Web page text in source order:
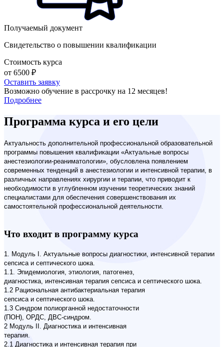
Получаемый документ
Свидетельство о повышении квалификации
Стоимость курса
от 6500 ₽
Оставить заявку
Возможно обучение в рассрочку на 12 месяцев!
Подробнее
Программа курса и его цели
Актуальность дополнительной профессиональной образовательной
программы повышения квалификации «Актуальные вопросы
анестезиологии-реаниматологии», обусловлена появлением
современных тенденций в анестезиологии и интенсивной терапии, в
различных направлениях хирургии и терапии, что приводит к
необходимости в углубленном изучении теоретических знаний
специалистами для обеспечения совершенствования их
самостоятельной профессиональной деятельности.
Что входит в программу курса
1. Модуль I. Актуальные вопросы диагностики, интенсивной терапии
сепсиса и септического шока.
1.1. Эпидемиология, этиология, патогенез,
диагностика, интенсивная терапия сепсиса и септического шока.
1.2 Рациональная антибактериальная терапия
сепсиса и септического шока.
1.3 Синдром полиорганной недостаточности
(ПОН), ОРДС, ДВС-синдром.
2 Модуль II. Диагностика и интенсивная
терапия.
2.1 Диагностика и интенсивная терапия при